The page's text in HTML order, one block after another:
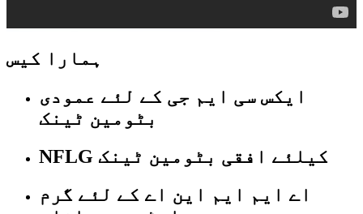
ہمارا کیس
ایکس سی ایم جی کے لئے عمودی
بٹومین ٹینک
NFLG کیلئے افقی بٹومین ٹینک
اے ایم ایم این اے کے لئے گرم